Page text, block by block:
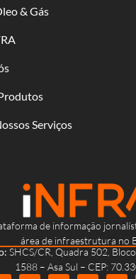
de informação
área de infraestrutura no
SHCS/CR, Quadra 502,
1588 – Asa Sul – CEP:
& Gás
Serviços